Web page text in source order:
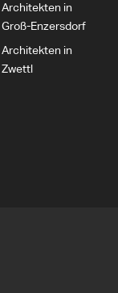
Architekten in
Groß-Enzersdorf
Architekten in
Zwettl